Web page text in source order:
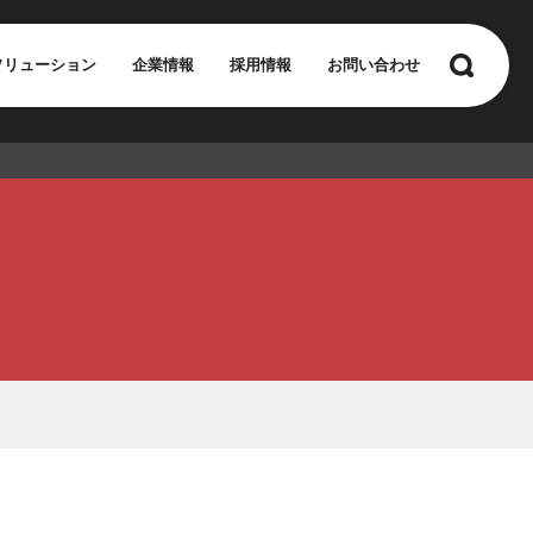
ューション 企業情報 採用情報 お問い合わせ